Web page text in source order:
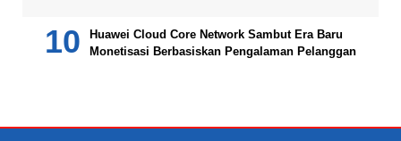
Huawei Cloud Core Network Sambut Era Baru
Monetisasi Berbasiskan Pengalaman Pelanggan